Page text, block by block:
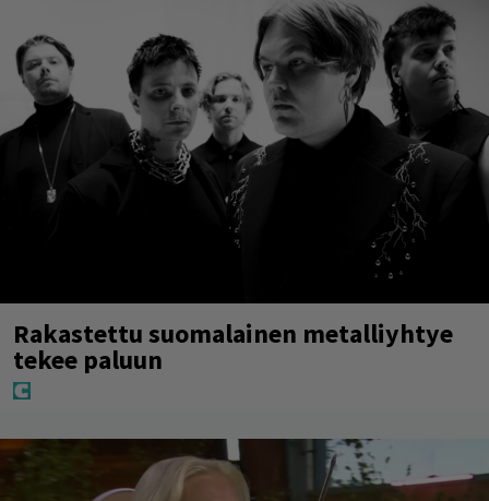
Rakastettu suomalainen metalliyhtye
tekee paluun